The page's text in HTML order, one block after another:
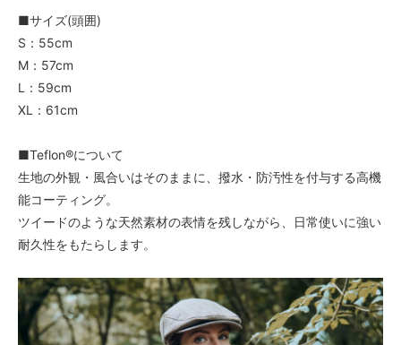
■サイズ(頭囲)
S：55cm
M：57cm
L：59cm
XL：61cm
■Teflon®について
生地の外観・風合いはそのままに、撥水・防汚性を付与する高機
能コーティング。
ツイードのような天然素材の表情を残しながら、日常使いに強い
耐久性をもたらします。